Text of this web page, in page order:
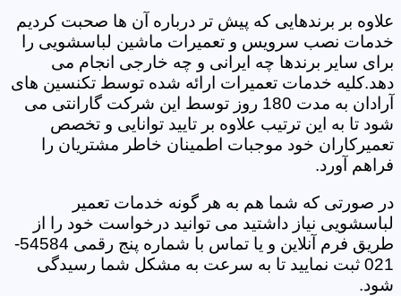
علاوه بر برندهایی که پیش تر درباره آن ها صحبت کردیم
خدمات نصب سرویس و تعمیرات ماشین لباسشویی را
برای سایر برندها چه ایرانی و چه خارجی انجام می
دهد.کلیه خدمات تعمیرات ارائه شده توسط تکنسین های
آرادان به مدت 180 روز توسط این شرکت گارانتی می
شود تا به این ترتیب علاوه بر تایید توانایی و تخصص
تعمیرکاران خود موجبات اطمینان خاطر مشتریان را
فراهم آورد.
در صورتی که شما هم به هر گونه خدمات تعمیر
لباسشویی نیاز داشتید می توانید درخواست خود را از
طریق فرم آنلاین و یا تماس با شماره پنج رقمی 54584-
021 ثبت نمایید تا به سرعت به مشکل شما رسیدگی
شود.